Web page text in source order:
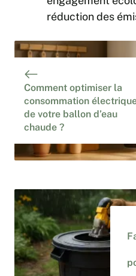
réduction des
Comment optimiser la
consommation
de votre ballon d’eau
chaude ?